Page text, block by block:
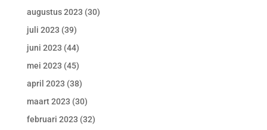
augustus 2023 (30)
juli 2023 (39)
juni 2023 (44)
mei 2023 (45)
april 2023 (38)
maart 2023 (30)
februari 2023 (32)